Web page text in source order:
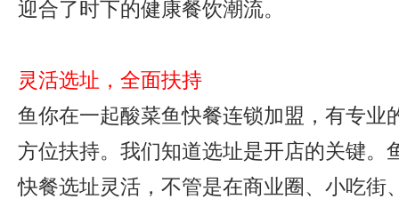
迎合了时下的健康餐饮潮流。
灵活选址，全面扶持
鱼你在一起酸菜鱼快餐连锁加盟，有专业
方位扶持。我们知道选址是开店的关键。
快餐选址灵活，不管是在商业圈、小吃街